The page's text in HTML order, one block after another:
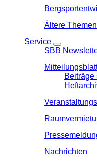
Ältere Themen
Service
SBB
Beiträge
Nachrichten